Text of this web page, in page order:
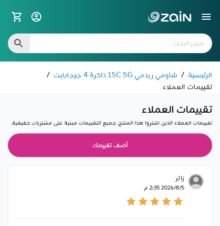
الرئيسية / شاومي ريدمي 15C 5G ذاكرة 4 جيجابايت
/
تقييمات العملاء
تقييمات العملاء
تقييمات العملاء الذين اشتروا هذا المنتج. جميع التقييمات مبنية على مشتريات حقيقية.
أضف تقييمك
زائر
5‏‏/8‏‏/2026 2:35 م